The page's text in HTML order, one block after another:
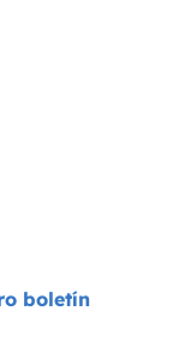
boletín